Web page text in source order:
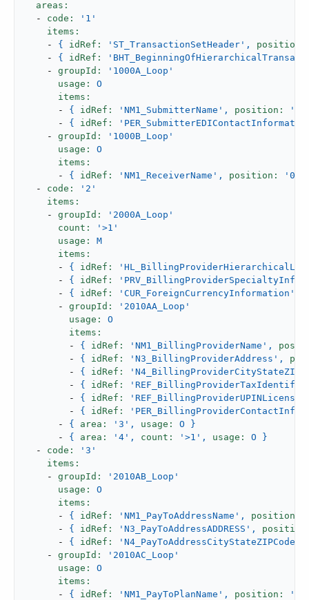
areas:
-
code:
'1'
items:
-
{ idRef: 'ST_TransactionSetHeader' ,
position:
-
{ idRef:
-
groupId:
'1000A_Loop'
usage:
O
items:
-
{ idRef: 'NM1_SubmitterName' , position:
-
{ idRef:
-
groupId:
'1000B_Loop'
usage:
O
items:
-
{ idRef: 'NM1_ReceiverName' , position:
-
code:
'2'
items:
-
groupId:
'2000A_Loop'
count:
'>1'
usage:
M
items:
-
{ idRef:
-
{ idRef:
-
{ idRef: 'CUR_ForeignCurrencyInformation'
-
groupId:
'2010AA_Loop'
usage:
O
items:
-
{ idRef: 'NM1_BillingProviderName' ,
-
{ idRef: 'N3_BillingProviderAddress' ,
-
{ idRef:
-
{ idRef:
-
{ idRef:
-
{ idRef:
-
{ area: '3' , usage: O
}
-
{ area: '4' , count: '>1' , usage: O
}
-
code:
'3'
items:
-
groupId:
'2010AB_Loop'
usage:
O
items:
-
{ idRef: 'NM1_PayToAddressName' , position:
-
{ idRef: 'N3_PayToAddressADDRESS' ,
-
{ idRef: 'N4_PayToAddressCityStateZIPCode'
-
groupId:
'2010AC_Loop'
usage:
O
items:
-
{ idRef: 'NM1_PayToPlanName' , position: